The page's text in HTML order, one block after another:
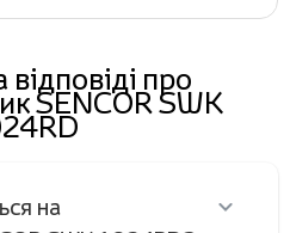
про
SENCOR SWK
на